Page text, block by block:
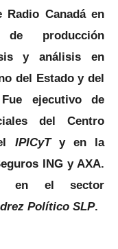
Canadá en
producción
y análisis en
del Estado y del
ejecutivo de
del Centro
IPICyTy en la
ING y AXA.
en el sector
Político SLP.